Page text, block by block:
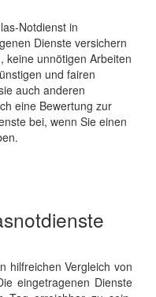
Notdienst in
Dienste versichern
keine unnötigen Arbeiten
und fairen
auch anderen
eine Bewertung zur
bei, wenn Sie einen
hilfreichen Vergleich von
eingetragenen Dienste